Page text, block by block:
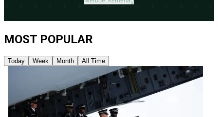
Netanyahu Menyatakan Kesiapan untuk Menyerang Iran
Sendirian